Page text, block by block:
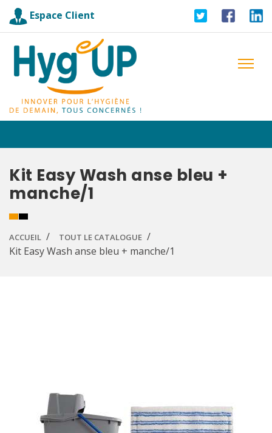
Espace Client
Kit Easy Wash anse bleu +
manche/1
ACCUEIL TOUT LE CATALOGUE
Kit Easy Wash anse bleu + manche/1